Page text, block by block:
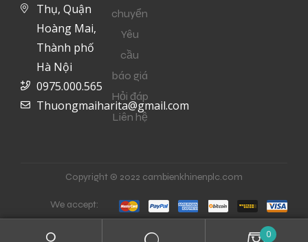
Thụ, Quận
Hoàng Mai,
Thành phố
Hà Nội
0975.000.565
Thuongmaiharita@gmail.com
chuyển
Yêu
cầu
báo giá
Hỏi đáp
Liên hệ
Copyright © 2022 cambienkhinenplc.com
We accept:
0